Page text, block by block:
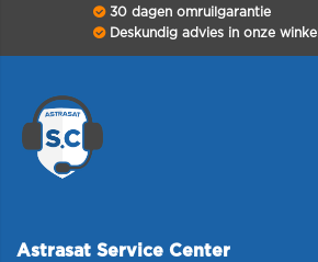
30 dagen omruilgarantie
Deskundig advies in onze winkel
Astrasat Service Center